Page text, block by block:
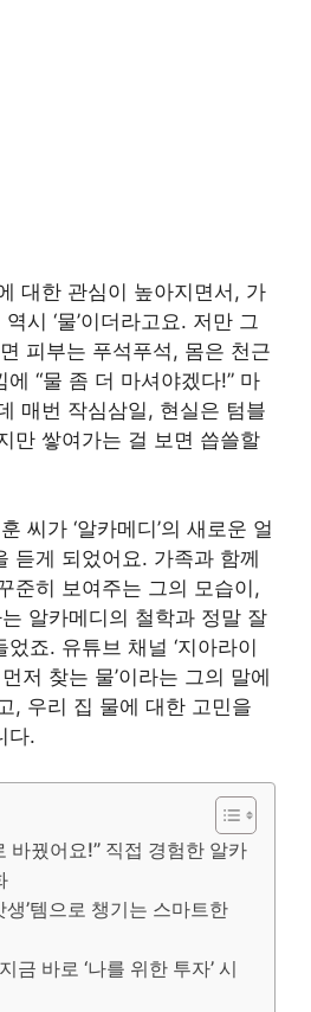
대한 관심이 높아지면서, 가
시 ‘물’이더라고요. 저만 그
피부는 푸석푸석, 몸은 천근
“물 좀 더 마셔야겠다!” 마
매번 작심삼일, 현실은 텀블
만 쌓여가는 걸 보면 씁쓸할
씨가 ‘알카메디’의 새로운 얼
듣게 되었어요. 가족과 함께
준히 보여주는 그의 모습이,
는 알카메디의 철학과 정말 잘
죠. 유튜브 채널 ‘지아라이
저 찾는 물’이라는 그의 말에
, 우리 집 물에 대한 고민을
다.
바꿨어요!” 직접 경험한 알카
생’템으로 챙기는 스마트한
금 바로 ‘나를 위한 투자’ 시